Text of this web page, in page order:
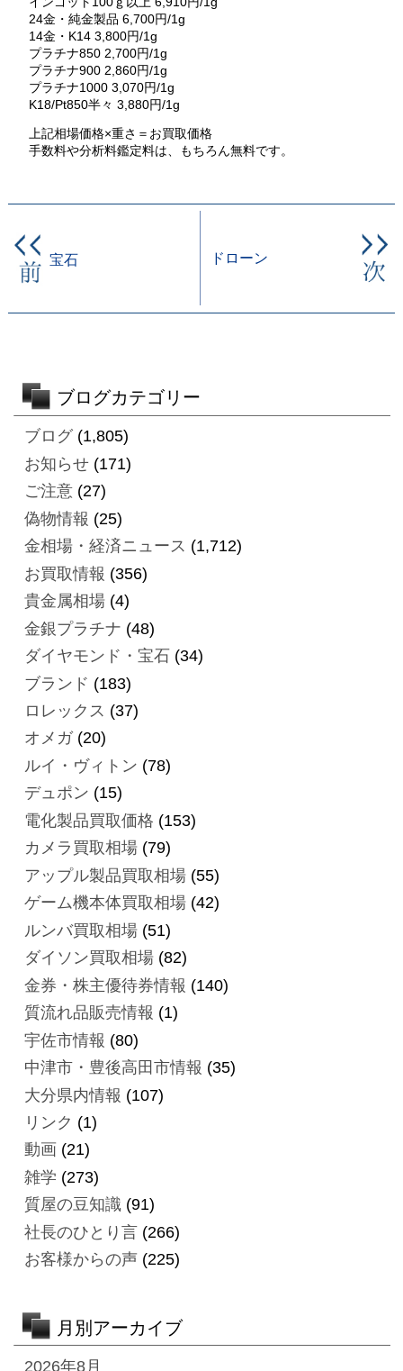
24金・純金製品 6,700円/1g
14金・K14 3,800円/1g
プラチナ850 2,700円/1g
プラチナ900 2,860円/1g
プラチナ1000 3,070円/1g
K18/Pt850半々 3,880円/1g
上記相場価格×重さ＝お買取価格
手数料や分析料鑑定料は、もちろん無料です。
宝石 ドローン
ブログカテゴリー
ブログ(1,805)
お知らせ(171)
ご注意(27)
偽物情報 (25)
金相場・経済ニュース (1,712)
お買取情報 (356)
貴金属相場(4)
金銀プラチナ (48)
ダイヤモンド・宝石 (34)
ブランド (183)
ロレックス (37)
オメガ(20)
ルイ・ヴィトン (78)
デュポン (15)
電化製品買取価格 (153)
カメラ買取相場(79)
アップル製品買取相場(55)
ゲーム機本体買取相場(42)
ルンバ買取相場(51)
ダイソン買取相場(82)
金券・株主優待券情報 (140)
質流れ品販売情報 (1)
宇佐市情報 (80)
中津市・豊後高田市情報 (35)
大分県内情報 (107)
リンク (1)
動画 (21)
雑学 (273)
質屋の豆知識(91)
社長のひとり言(266)
お客様からの声(225)
月別アーカイブ
2026年8月